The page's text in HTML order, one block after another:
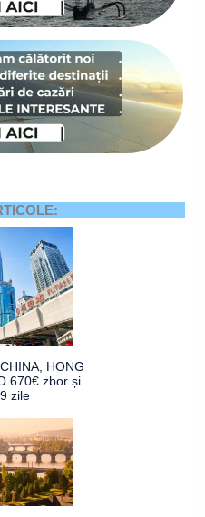
HONG
670€ zbor și
zile